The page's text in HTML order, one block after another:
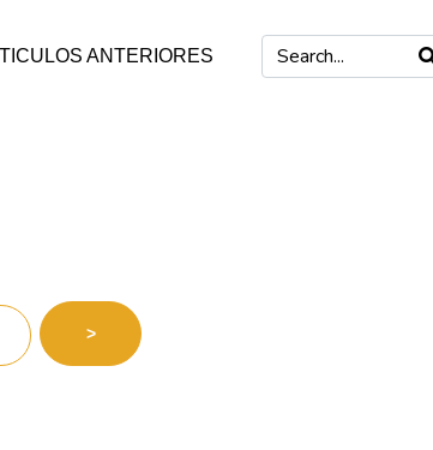
ANTERIORES
>